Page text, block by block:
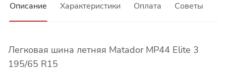
Описание Характеристики Оплата Советы
Легковая шина летняя Matador MP44 Elite 3
195/65 R15